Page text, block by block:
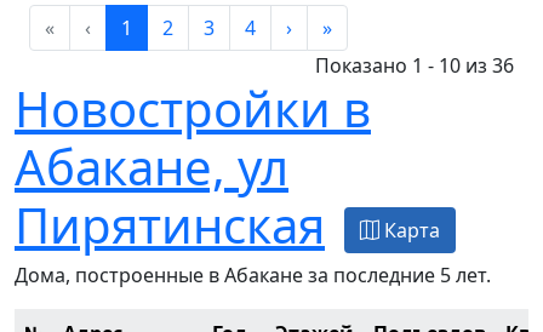
« ‹ 1 2 3 4 ›
»
Показано 1 - 10 из 36
Новостройки в
Абакане, ул
Пирятинская
Карта
Дома, построенные в Абакане за последние 5 лет.